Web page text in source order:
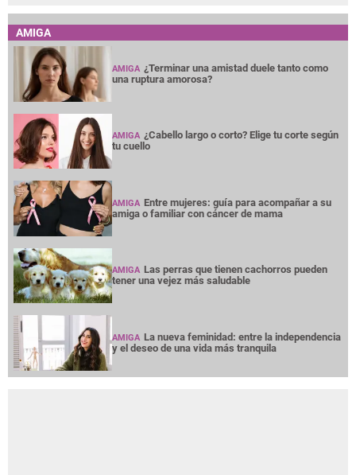
AMIGA
AMIGA ¿Terminar una amistad duele tanto como
una ruptura amorosa?
AMIGA ¿Cabello largo o corto? Elige tu corte según
tu cuello
AMIGA Entre mujeres: guía para acompañar a su
amiga o familiar con cáncer de mama
AMIGA Las perras que tienen cachorros pueden
tener una vejez más saludable
AMIGA La nueva feminidad: entre la independencia
y el deseo de una vida más tranquila